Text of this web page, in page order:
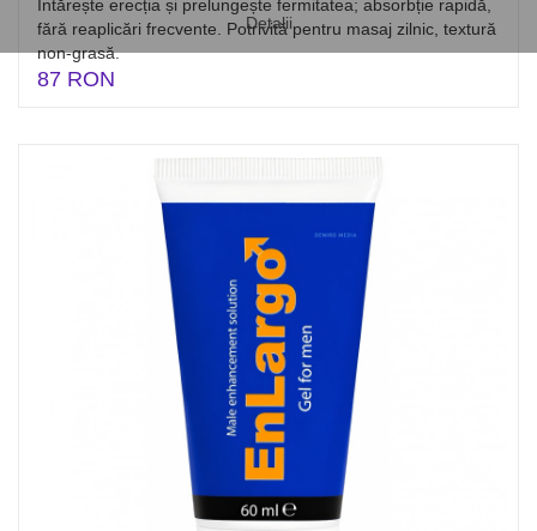
Detalii
Întărește erecția și prelungește fermitatea; absorbție rapidă,
fără reaplicări frecvente. Potrivită pentru masaj zilnic, textură
non-grasă.
87 RON